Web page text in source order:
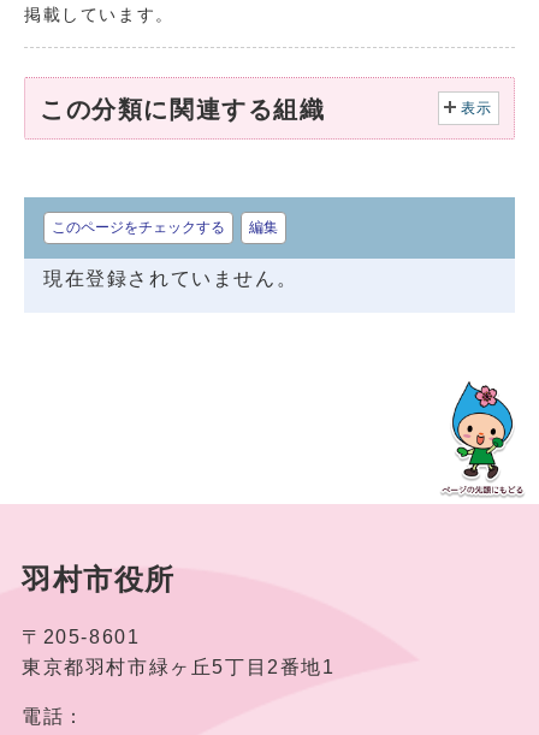
掲載しています。
この分類に関連する組織 表示
このページをチェックする 編集
現在登録されていません。
羽村市役所
〒205-8601
東京都羽村市緑ヶ丘5丁目2番地1
電話：